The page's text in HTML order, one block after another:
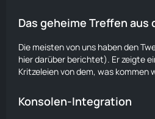
Das geheime Treffen aus
Die meisten von uns haben den
hierdarüber berichtet). Er zeigte
Kritzeleien von dem, was kommen
Konsolen-Integration